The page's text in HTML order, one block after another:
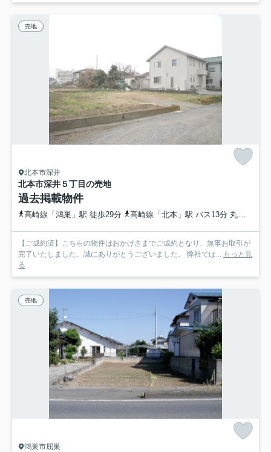
売地
北本市深井
北本市深井５丁目の売地
過去掲載物件
高崎線「鴻巣」駅 徒歩29分 高崎線「北本」駅 バス13分 丸建自動車「桜国屋入口」 停歩4分
【ご成約済】こちらの物件はおかげさまでご成約となり、無事お取引が
完了いたしました。誠にありがとうございました。 弊社では...
もっと見
る
売地
鴻巣市屈巣